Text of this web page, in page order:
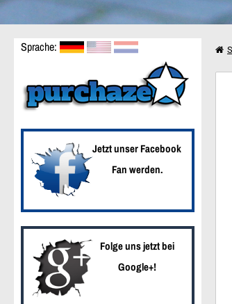
Weiter
Sprache:
Jetzt unser Facebook
Fan werden.
Folge uns jetzt bei
Google+!